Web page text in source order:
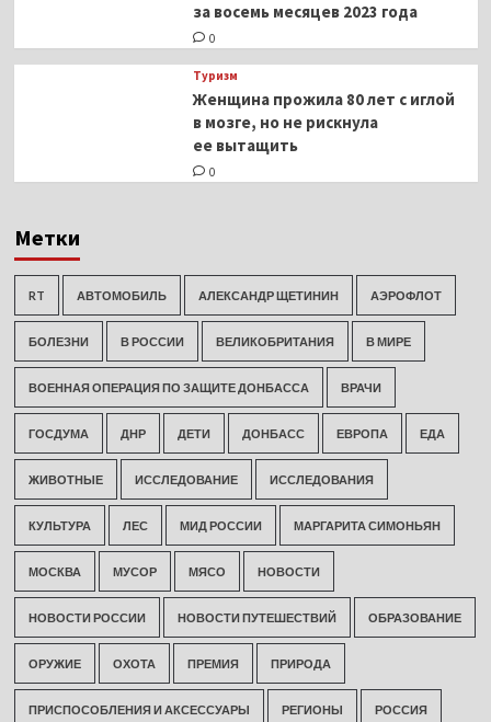
за восемь месяцев 2023 года
0
Туризм
Женщина прожила 80 лет с иглой
в мозге, но не рискнула
ее вытащить
0
Метки
RT АВТОМОБИЛЬ АЛЕКСАНДР ЩЕТИНИН АЭРОФЛОТ
БОЛЕЗНИ В РОССИИ ВЕЛИКОБРИТАНИЯ В МИРЕ
ВОЕННАЯ ОПЕРАЦИЯ ПО ЗАЩИТЕ ДОНБАССА ВРАЧИ
ГОСДУМА ДНР ДЕТИ ДОНБАСС ЕВРОПА ЕДА
ЖИВОТНЫЕ ИССЛЕДОВАНИЕ ИССЛЕДОВАНИЯ
КУЛЬТУРА ЛЕС МИД РОССИИ МАРГАРИТА СИМОНЬЯН
МОСКВА МУСОР МЯСО НОВОСТИ
НОВОСТИ РОССИИ НОВОСТИ ПУТЕШЕСТВИЙ ОБРАЗОВАНИЕ
ОРУЖИЕ ОХОТА ПРЕМИЯ ПРИРОДА
ПРИСПОСОБЛЕНИЯ И АКСЕССУАРЫ РЕГИОНЫ РОССИЯ